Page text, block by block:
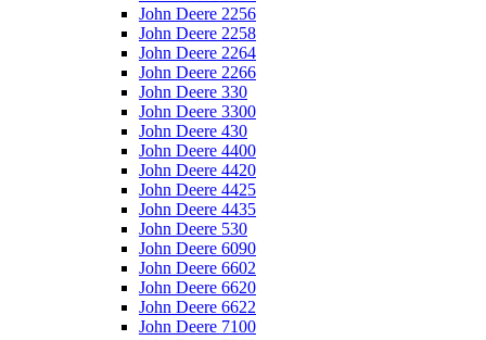
John Deere 2256
John Deere 2258
John Deere 2264
John Deere 2266
John Deere 330
John Deere 3300
John Deere 430
John Deere 4400
John Deere 4420
John Deere 4425
John Deere 4435
John Deere 530
John Deere 6090
John Deere 6602
John Deere 6620
John Deere 6622
John Deere 7100